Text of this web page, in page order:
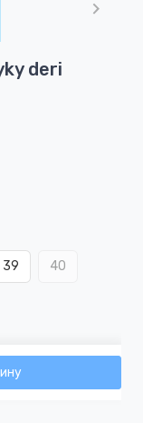
deri
39 40